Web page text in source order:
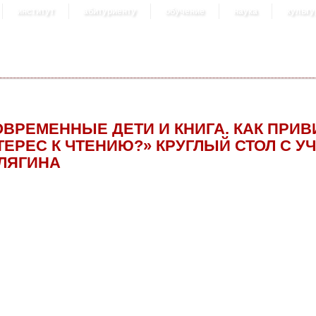
институт абитуриенту обучение наука
ДЕТИ И КНИГА. КАК
К ЧТЕНИЮ?» КРУГЛЫЙ СТОЛ С